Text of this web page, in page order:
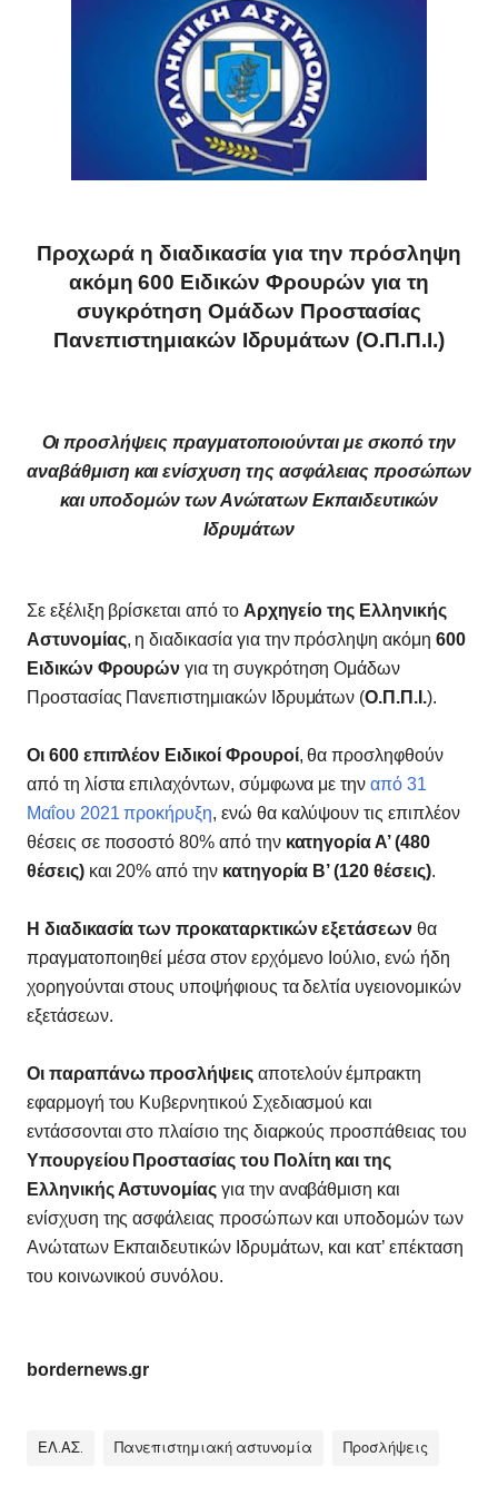
Προχωρά η διαδικασία για την πρόσληψη
ακόμη 600 Ειδικών Φρουρών για τη
συγκρότηση Ομάδων Προστασίας
Πανεπιστημιακών Ιδρυμάτων (Ο.Π.Π.Ι.)
Οι προσλήψεις πραγματοποιούνται με σκοπό την
αναβάθμιση και ενίσχυση της ασφάλειας προσώπων
και υποδομών των Ανώτατων Εκπαιδευτικών
Ιδρυμάτων
Σε εξέλιξη βρίσκεται από το Αρχηγείο της Ελληνικής
Αστυνομίας, η διαδικασία για την πρόσληψη ακόμη 600
Ειδικών Φρουρών για τη συγκρότηση Ομάδων
Προστασίας Πανεπιστημιακών Ιδρυμάτων (Ο.Π.Π.Ι.).
Οι 600 επιπλέον Ειδικοί Φρουροί, θα προσληφθούν
από τη λίστα επιλαχόντων, σύμφωνα με τηναπό 31
Μαΐου 2021 προκήρυξη, ενώ θα καλύψουν τις επιπλέον
θέσεις σε ποσοστό 80% από την κατηγορία Α’ (480
θέσεις)και 20% από τηνκατηγορία Β’ (120 θέσεις).
Η διαδικασία των προκαταρκτικών εξετάσεων θα
πραγματοποιηθεί μέσα στον ερχόμενο Ιούλιο, ενώ ήδη
χορηγούνται στους υποψήφιους τα δελτία υγειονομικών
εξετάσεων.
Οι παραπάνω προσλήψεις αποτελούν έμπρακτη
εφαρμογή του Κυβερνητικού Σχεδιασμού και
εντάσσονται στο πλαίσιο της διαρκούς προσπάθειας του
Υπουργείου Προστασίας του Πολίτη και της
Ελληνικής Αστυνομίας για την αναβάθμιση και
ενίσχυση της ασφάλειας προσώπων και υποδομών των
Ανώτατων Εκπαιδευτικών Ιδρυμάτων, και κατ’ επέκταση
του κοινωνικού συνόλου.
bordernews.gr
ΕΛ.ΑΣ. Πανεπιστημιακή αστυνομία Προσλήψεις